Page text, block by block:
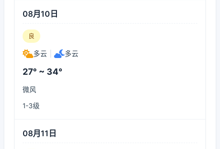
08月10日
良
多云 多云
27° ~ 34°
微风
1-3级
08月11日